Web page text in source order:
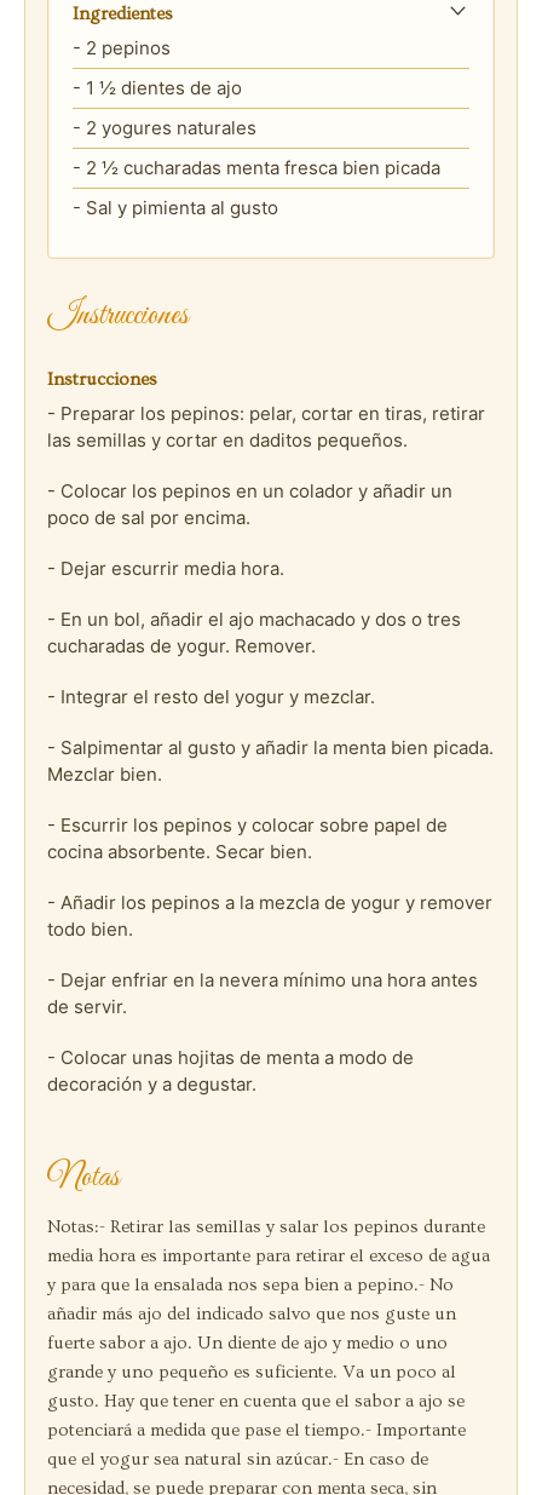
Ingredientes
- 2 pepinos
- 1 ½ dientes de ajo
- 2 yogures naturales
- 2 ½ cucharadas menta fresca bien picada
- Sal y pimienta al gusto
Instrucciones
Instrucciones
- Preparar los pepinos: pelar, cortar en tiras, retirar
las semillas y cortar en daditos pequeños.
- Colocar los pepinos en un colador y añadir un
poco de sal por encima.
- Dejar escurrir media hora.
- En un bol, añadir el ajo machacado y dos o tres
cucharadas de yogur. Remover.
- Integrar el resto del yogur y mezclar.
- Salpimentar al gusto y añadir la menta bien picada.
Mezclar bien.
- Escurrir los pepinos y colocar sobre papel de
cocina absorbente. Secar bien.
- Añadir los pepinos a la mezcla de yogur y remover
todo bien.
- Dejar enfriar en la nevera mínimo una hora antes
de servir.
- Colocar unas hojitas de menta a modo de
decoración y a degustar.
Notas
Notas:- Retirar las semillas y salar los pepinos durante
media hora es importante para retirar el exceso de agua
y para que la ensalada nos sepa bien a pepino.- No
añadir más ajo del indicado salvo que nos guste un
fuerte sabor a ajo. Un diente de ajo y medio o uno
grande y uno pequeño es suficiente. Va un poco al
gusto. Hay que tener en cuenta que el sabor a ajo se
potenciará a medida que pase el tiempo.- Importante
que el yogur sea natural sin azúcar.- En caso de
necesidad, se puede preparar con menta seca, sin